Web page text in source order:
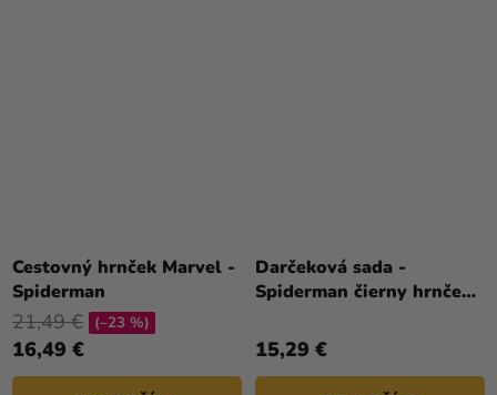
Cestovný hrnček Marvel -
Spiderman
16,49 €
21,49 € (–23 %)
Darčeková sada -
Spiderman čierny hrnček,
15,29 €